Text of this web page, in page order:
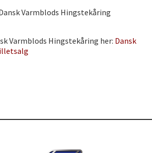
Varmblods Hingstekåring
Varmblods Hingstekåring her: Dansk